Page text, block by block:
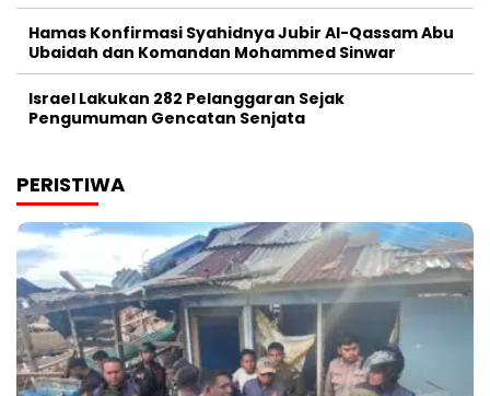
Hamas Konfirmasi Syahidnya Jubir Al-Qassam Abu
Ubaidah dan Komandan Mohammed Sinwar
Israel Lakukan 282 Pelanggaran Sejak
Pengumuman Gencatan Senjata
PERISTIWA